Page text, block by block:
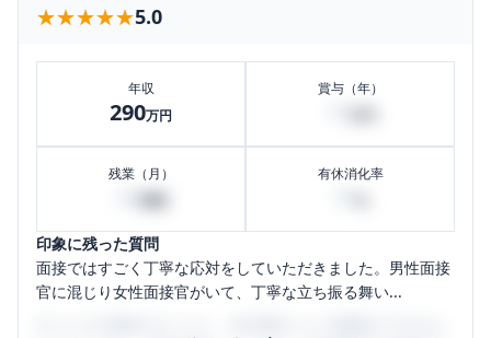
★★★★★
★★★★★5.0
年収
290万円
賞与（年）
残業（月）
30
有休消化率
印象に残った質問
面接ではすごく丁寧な応対をしていただきました。男性面接
官に混じり女性面接官がいて、丁寧な立ち振る舞い...